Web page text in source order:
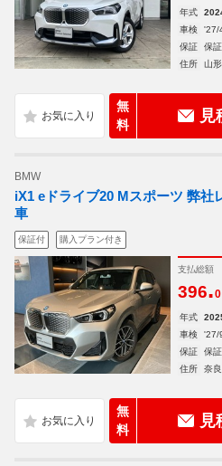
年式
車検
'27/
保証
保
住所
山
無
料
見
BMW
iX1 eドライブ20 Mスポーツ 弊
車
保証付 購入プラン付き
支払総額
396.0
年式
車検
'27/
保証
保
住所
奈
無
料
見